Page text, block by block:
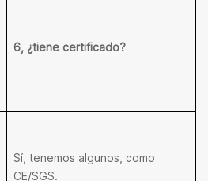
6, ¿tiene certificado?
Sí, tenemos algunos, como
CE/SGS.